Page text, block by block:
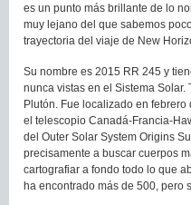
es un punto más brillante de lo
muy lejano del que sabemos
trayectoria del viaje de New
Su nombre es 2015 RR 245 y
nunca vistas en el Sistema
Plutón. Fue localizado en
el telescopio Canadá-Francia-
del Outer Solar System Origins
precisamente a buscar cuerpos
cartografiar a fondo todo lo que
ha encontrado más de 500, pero